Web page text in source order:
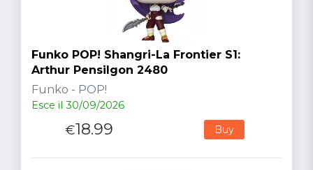
Funko POP! Shangri-La Frontier S1:
Arthur Pensilgon 2480
Funko - POP!
Esce il 30/09/2026
€18.99 Buy